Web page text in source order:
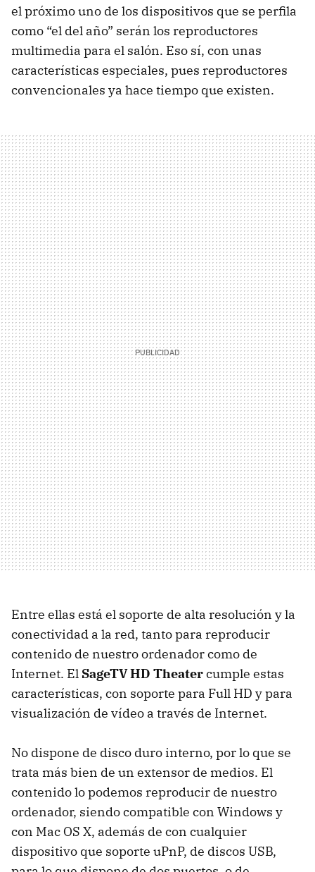
el próximo uno de los dispositivos que se perfila
como “el del año” serán los reproductores
multimedia para el salón. Eso sí, con unas
características especiales, pues reproductores
convencionales ya hace tiempo que existen.
Entre ellas está el soporte de alta resolución y la
conectividad a la red, tanto para reproducir
contenido de nuestro ordenador como de
Internet. El SageTV HD Theatercumple estas
características, con soporte para Full HD y para
visualización de vídeo a través de Internet.
No dispone de disco duro interno, por lo que se
trata más bien de un extensor de medios. El
contenido lo podemos reproducir de nuestro
ordenador, siendo compatible con Windows y
con Mac OS X, además de con cualquier
dispositivo que soporte uPnP, de discos USB,